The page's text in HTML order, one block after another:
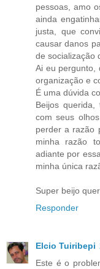
pessoas, amo
ainda
justa, que
causar danos
de socialização
Ai eu pergunto,
organização e
É uma dúvida
Beijos
com seus
perder a razão
minha razão
adiante por
minha única
Super beijo
Responder
Elcio Tuiribepi
Este é o